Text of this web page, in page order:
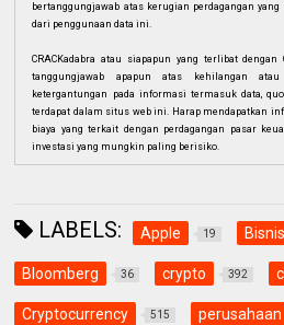
bertanggungjawab atas kerugian perdagangan
dari penggunaan data ini.
CRACKadabra atau siapapun yang terlibat
tanggungjawab apapun atas kehilangan
ketergantungan pada informasi termasuk data,
terdapat dalam situs web ini. Harap mendapatkan
biaya yang terkait dengan perdagangan pasar
investasi yang mungkin paling berisiko.
LABELS: Apple 19 Bisnis
Bloomberg 36 crypto 392
Cryptocurrency 515 perusahaan